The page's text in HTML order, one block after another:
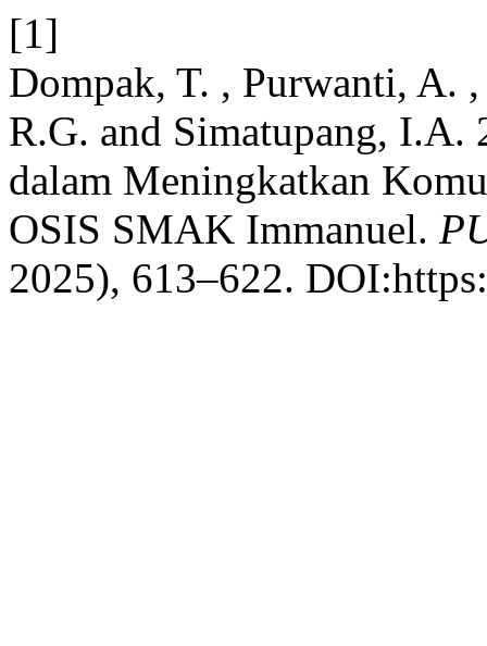
[1]
Dompak, T. , Purwanti, A.
R.G. and Simatupang, I.A.
dalam Meningkatkan
OSIS SMAK Immanuel.
2025), 613–622.